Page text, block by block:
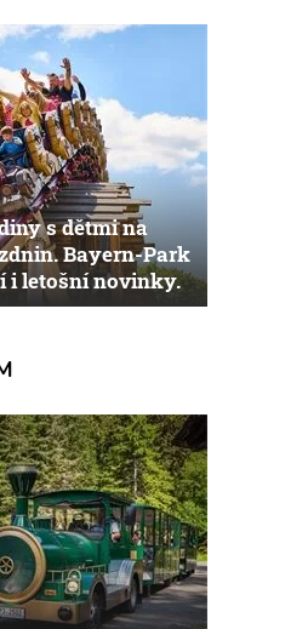
s dětmi na
Bayern-Park
i letošní novinky.